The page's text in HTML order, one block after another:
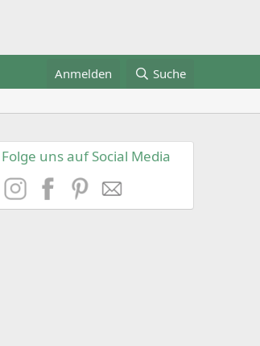
Anmelden Suche
Folge uns auf Social Media